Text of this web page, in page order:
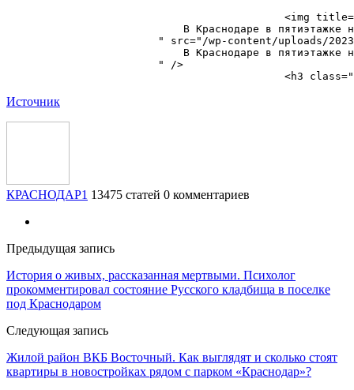
<img
В Краснодаре в
" src="/wp-content/uploads/
В Краснодаре в
                        " />
Источник
КРАСНОДАР1 13475 статей 0 комментариев
Предыдущая запись
История о живых, рассказанная мертвыми. Психолог
прокомментировал состояние Русского кладбища в поселке
под Краснодаром
Следующая запись
Жилой район ВКБ Восточный. Как выглядят и сколько стоят
квартиры в новостройках рядом с парком «Краснодар»?